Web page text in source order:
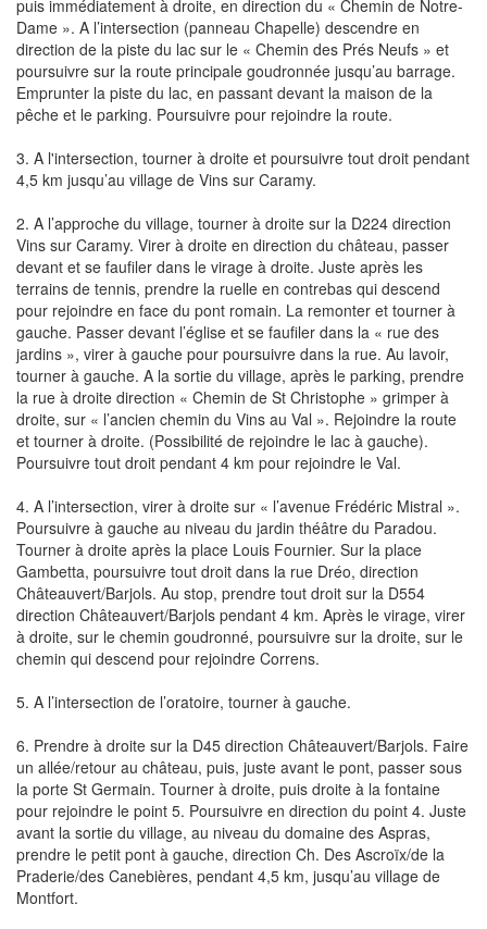
puis immédiatement à droite, en direction du « Chemin de Notre-
Dame ». A l’intersection (panneau Chapelle) descendre en
direction de la piste du lac sur le « Chemin des Prés Neufs » et
poursuivre sur la route principale goudronnée jusqu’au barrage.
Emprunter la piste du lac, en passant devant la maison de la
pêche et le parking. Poursuivre pour rejoindre la route.
3. A l'intersection, tourner à droite et poursuivre tout droit pendant
4,5 km jusqu’au village de Vins sur Caramy.
2. A l’approche du village, tourner à droite sur la D224 direction
Vins sur Caramy. Virer à droite en direction du château, passer
devant et se faufiler dans le virage à droite. Juste après les
terrains de tennis, prendre la ruelle en contrebas qui descend
pour rejoindre en face du pont romain. La remonter et tourner à
gauche. Passer devant l’église et se faufiler dans la « rue des
jardins », virer à gauche pour poursuivre dans la rue. Au lavoir,
tourner à gauche. A la sortie du village, après le parking, prendre
la rue à droite direction « Chemin de St Christophe » grimper à
droite, sur « l’ancien chemin du Vins au Val ». Rejoindre la route
et tourner à droite. (Possibilité de rejoindre le lac à gauche).
Poursuivre tout droit pendant 4 km pour rejoindre le Val.
4. A l’intersection, virer à droite sur « l’avenue Frédéric Mistral ».
Poursuivre à gauche au niveau du jardin théâtre du Paradou.
Tourner à droite après la place Louis Fournier. Sur la place
Gambetta, poursuivre tout droit dans la rue Dréo, direction
Châteauvert/Barjols. Au stop, prendre tout droit sur la D554
direction Châteauvert/Barjols pendant 4 km. Après le virage, virer
à droite, sur le chemin goudronné, poursuivre sur la droite, sur le
chemin qui descend pour rejoindre Correns.
5. A l’intersection de l’oratoire, tourner à gauche.
6. Prendre à droite sur la D45 direction Châteauvert/Barjols. Faire
un allée/retour au château, puis, juste avant le pont, passer sous
la porte St Germain. Tourner à droite, puis droite à la fontaine
pour rejoindre le point 5. Poursuivre en direction du point 4. Juste
avant la sortie du village, au niveau du domaine des Aspras,
prendre le petit pont à gauche, direction Ch. Des Ascroïx/de la
Praderie/des Canebières, pendant 4,5 km, jusqu’au village de
Montfort.